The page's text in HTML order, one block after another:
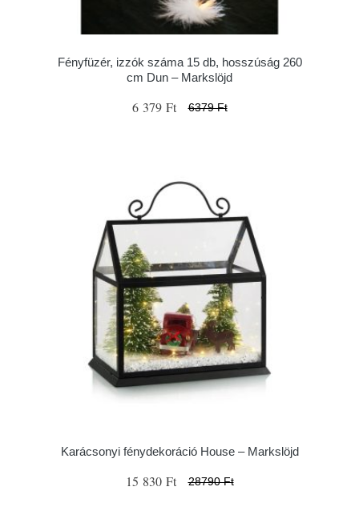
Fényfüzér, izzók száma 15 db, hosszúság 260
cm Dun – Markslöjd
6 379 Ft 6379 Ft
Karácsonyi fénydekoráció House – Markslöjd
15 830 Ft 28790 Ft